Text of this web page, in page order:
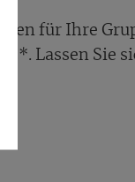
für Ihre
Lassen Sie